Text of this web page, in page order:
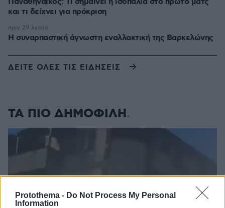
Protothema - Do Not Process My Personal
Information
και τι δείχνει για πρόκριση
H συναρπαστική άγνωστη εναλλακτική της Βαρκελώνης
πριν 29 λεπτά
ΔΕΙΤΕ ΟΛΕΣ ΤΙΣ ΕΙΔΗΣΕΙΣ
ΤΑ ΠΙΟ ΔΗΜΟΦΙΛΗ